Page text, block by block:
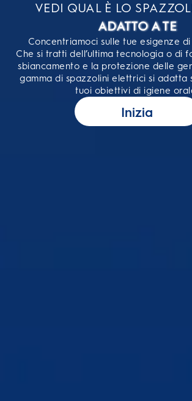
VEDI QUAL È LO
ADATTO A TE
Concentriamoci sulle tue esigenze
Che si tratti dell’ultima tecnologia o di
sbiancamento e la protezione delle
gamma di spazzolini elettrici si adatta
tuoi obiettivi di igiene
Inizia